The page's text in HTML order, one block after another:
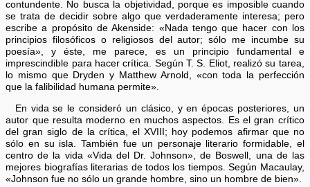
contundente. No busca la objetividad, porque es imposible cuando
se trata de decidir sobre algo que verdaderamente interesa; pero
escribe a propósito de Akenside: «Nada tengo que hacer con los
principios filosóficos o religiosos del autor; sólo me incumbe su
poesía», y éste, me parece, es un principio fundamental e
imprescindible para hacer crítica. Según T. S. Eliot, realizó su tarea,
lo mismo que Dryden y Matthew Arnold, «con toda la perfección
que la falibilidad humana permite».
En vida se le consideró un clásico, y en épocas posteriores, un
autor que resulta moderno en muchos aspectos. Es el gran crítico
del gran siglo de la crítica, el XVIII; hoy podemos afirmar que no
sólo en su isla. También fue un personaje literario formidable, el
centro de la vida «Vida del Dr. Johnson», de Boswell, una de las
mejores biografías literarias de todos los tiempos. Según Macaulay,
«Johnson fue no sólo un grande hombre, sino un hombre de bien».